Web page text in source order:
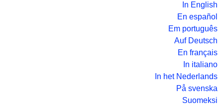
In English
En español
Em português
Auf Deutsch
En français
In italiano
In het Nederlands
På svenska
Suomeksi